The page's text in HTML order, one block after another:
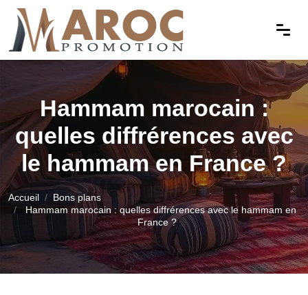
Hammam marocain :
quelles diffrérences avec
le hammam en France ?
Accueil
Bons plans
Hammam marocain : quelles diffrérences avec le hammam en
France ?